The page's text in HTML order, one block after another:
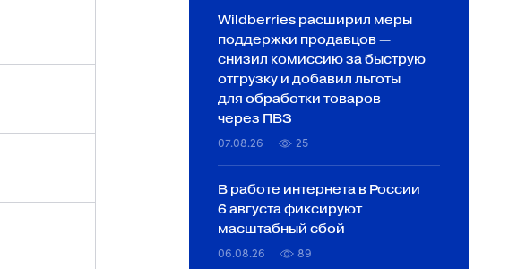
Wildberries расширил меры
поддержки продавцов —
снизил комиссию за быструю
отгрузку и добавил льготы
для обработки товаров
через ПВЗ
07.08.26 25
В работе интернета в России
6 августа фиксируют
масштабный сбой
06.08.26 89